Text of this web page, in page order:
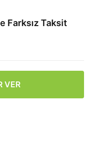
Farksız Taksit
VER